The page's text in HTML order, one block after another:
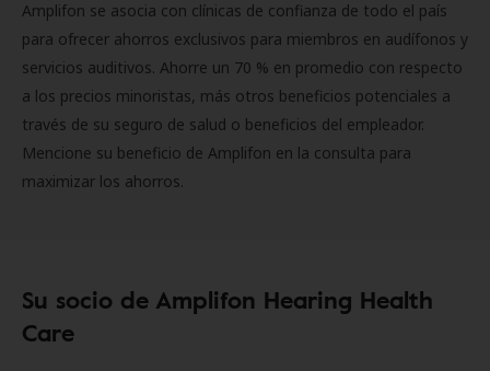
Amplifon se asocia con clínicas de confianza de todo el país
para ofrecer ahorros exclusivos para miembros en audífonos y
servicios auditivos. Ahorre un 70 % en promedio con respecto
a los precios minoristas, más otros beneficios potenciales a
través de su seguro de salud o beneficios del empleador.
Mencione su beneficio de Amplifon en la consulta para
maximizar los ahorros.
Su socio de Amplifon Hearing Health
Care